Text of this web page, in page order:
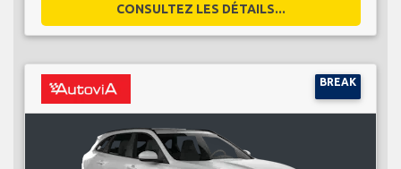
CONSULTEZ LES DÉTAILS...
BREAK